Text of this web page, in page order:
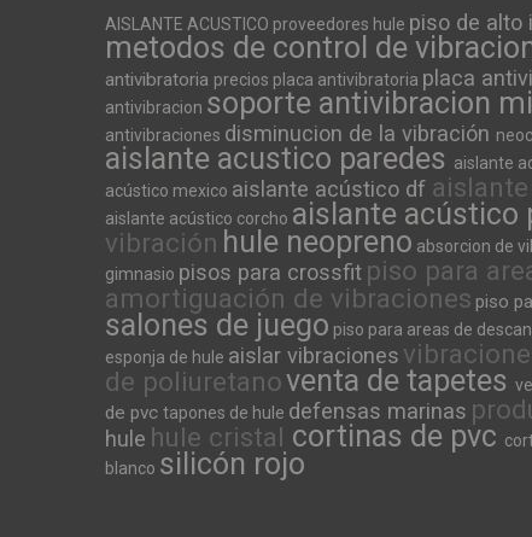
AISLANTE ACUSTICO proveedores hule piso de alto
metodos de control de
antivibratoria precios placa antivibratoria placa
antivibracion soporte antivibracion
antivibraciones disminucion de la vibración
aislante acustico paredes aislante
acústico mexico aislante acústico df
aislante acústico corcho aislante acústico
vibración hule neopreno absorcion de
gimnasio pisos para crossfit piso para
amortiguación de vibraciones piso
salones de juego piso para areas de
esponja de hule aislar vibraciones
de poliuretanoventa de tapetes
de pvc tapones de hule defensas marinas
hule hule cristal cortinas de pvc
blanco silicón rojo